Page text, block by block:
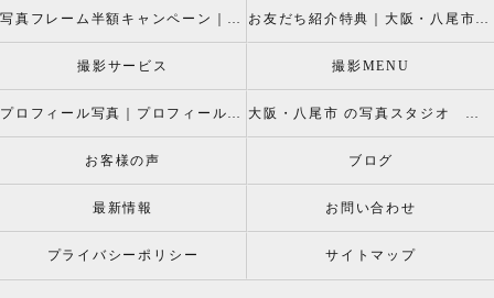
写真フレーム半額キャンペーン｜大阪・八尾市 写真撮影なら半額割引キャペーン開催中の岡本スタジオへ お友だち紹介特典｜大阪・八尾市 記念写真撮影なら岡本スタジオへ
撮影サービス 撮影MENU
プロフィール写真｜プロフィールフォト 大阪・八尾市 の写真スタジオ 岡本スタジオ2026年七五三撮影特設ページ
お客様の声 ブログ
最新情報 お問い合わせ
プライバシーポリシー サイトマップ